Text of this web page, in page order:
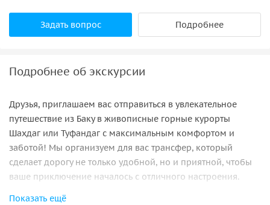
Задать вопрос Подробнее
Подробнее об экскурсии
Друзья, приглашаем вас отправиться в увлекательное
путешествие из Баку в живописные горные курорты
Шахдаг или Туфандаг с максимальным комфортом и
заботой! Мы организуем для вас трансфер, который
сделает дорогу не только удобной, но и приятной, чтобы
ваше приключение началось с отличного настроения.
Что вас ждет:
Показать ещё